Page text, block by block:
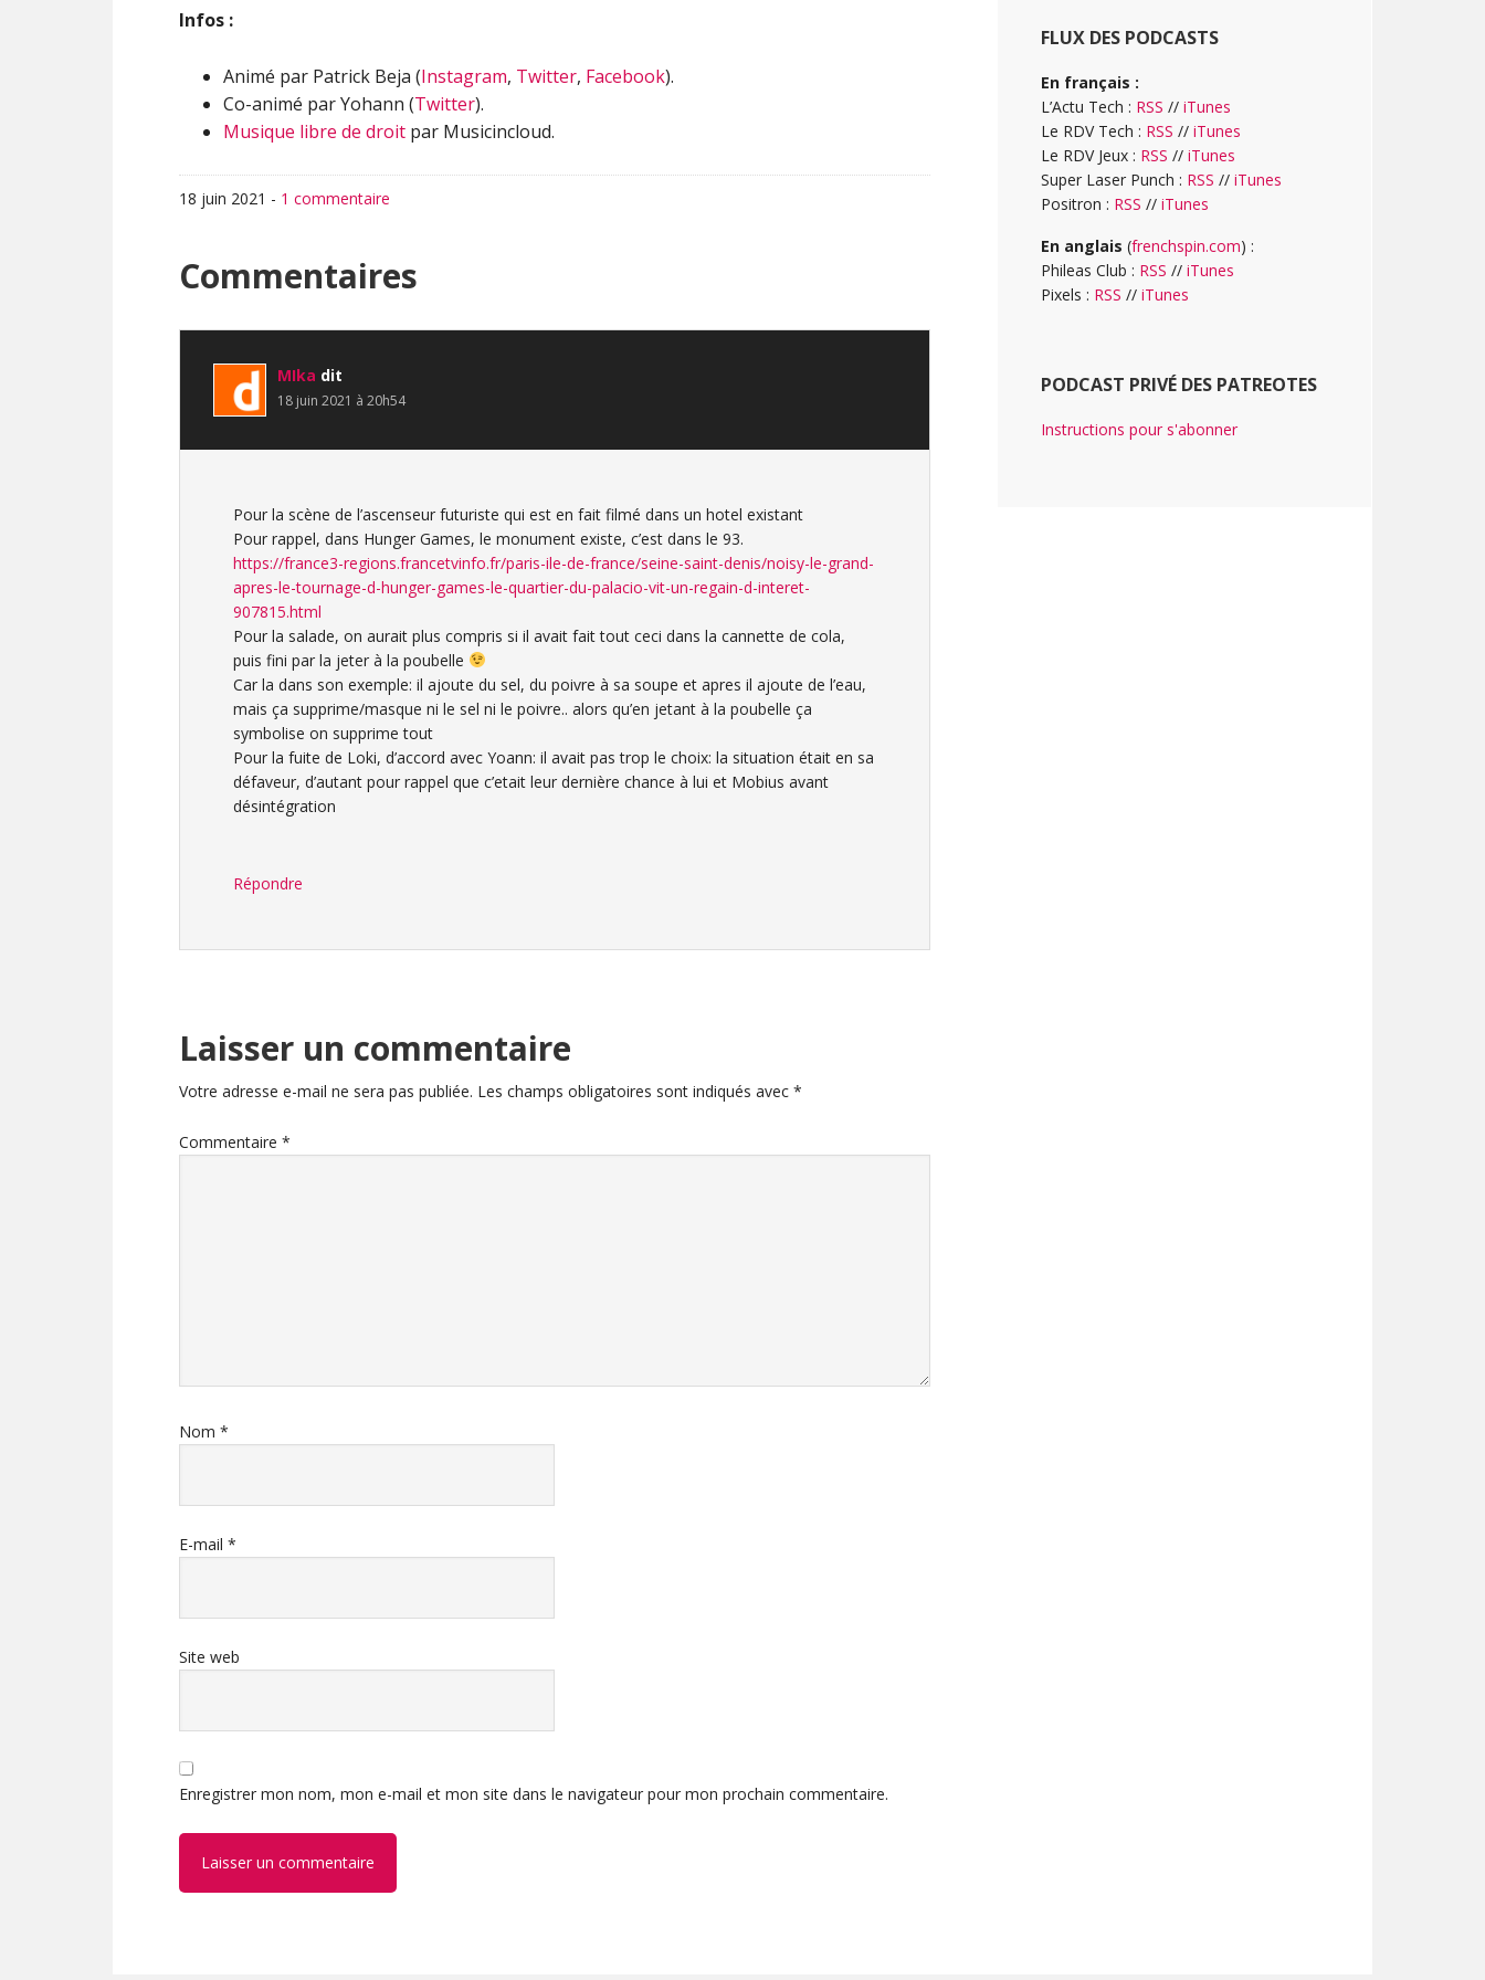
Infos :
Animé par Patrick Beja (Instagram, Twitter, Facebook).
Co-animé par Yohann (Twitter).
Musique libre de droit par Musicincloud.
18 juin 2021 - 1 commentaire
Interactions
du
lecteur
Commentaires
MIka dit
18 juin 2021 à 20h54
Pour la scène de l’ascenseur futuriste qui est en fait filmé dans un hotel existant
Pour rappel, dans Hunger Games, le monument existe, c’est dans le 93.
https://france3-regions.francetvinfo.fr/paris-ile-de-france/seine-saint-denis/noisy-le-grand-
apres-le-tournage-d-hunger-games-le-quartier-du-palacio-vit-un-regain-d-interet-
907815.html
Pour la salade, on aurait plus compris si il avait fait tout ceci dans la cannette de cola,
puis fini par la jeter à la poubelle
Car la dans son exemple: il ajoute du sel, du poivre à sa soupe et apres il ajoute de l’eau,
mais ça supprime/masque ni le sel ni le poivre.. alors qu’en jetant à la poubelle ça
symbolise on supprime tout
Pour la fuite de Loki, d’accord avec Yoann: il avait pas trop le choix: la situation était en sa
défaveur, d’autant pour rappel que c’etait leur dernière chance à lui et Mobius avant
désintégration
Répondre
Laisser un commentaire
Votre adresse e-mail ne sera pas publiée. Les champs obligatoires sont indiqués avec *
Commentaire *
Nom *
E-mail *
Site web
Enregistrer mon nom, mon e-mail et mon site dans le navigateur pour mon prochain commentaire.
FLUX DES PODCASTS
En français :
L’Actu Tech : RSS // iTunes
Le RDV Tech : RSS // iTunes
Le RDV Jeux : RSS // iTunes
Super Laser Punch : RSS // iTunes
Positron : RSS // iTunes
En anglais (frenchspin.com) :
Phileas Club : RSS // iTunes
Pixels : RSS // iTunes
PODCAST PRIVÉ DES PATREOTES
Instructions pour s'abonner